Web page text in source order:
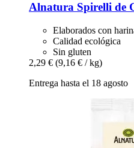
Alnatura Spirelli de
Elaborados con
Calidad ecológica
Sin gluten
2,29 € (9,16 € / kg)
Entrega hasta el 18 agosto